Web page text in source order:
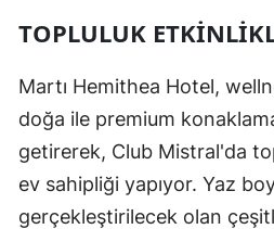
TOPLULUK
Martı Hemithea Hotel,
doğa ile premium
getirerek, Club Mistral'da
ev sahipliği yapıyor. Yaz
gerçekleştirilecek olan